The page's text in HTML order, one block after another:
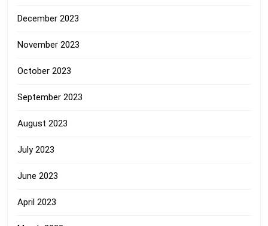
December 2023
November 2023
October 2023
September 2023
August 2023
July 2023
June 2023
April 2023